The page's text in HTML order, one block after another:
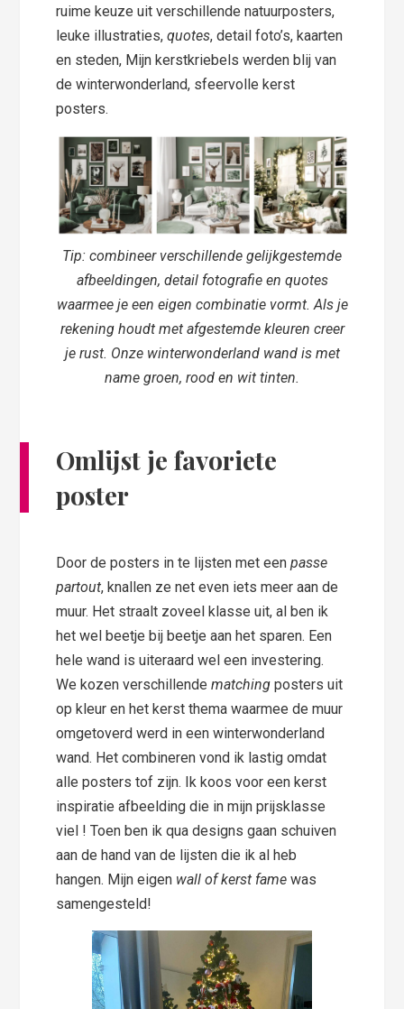
ruime keuze uit verschillende natuurposters,
leuke illustraties,quotes, detail foto’s, kaarten
en steden, Mijn kerstkriebels werden blij van
de winterwonderland, sfeervolle kerst
posters.
Tip: combineer verschillende gelijkgestemde
afbeeldingen, detail fotografie en quotes
waarmee je een eigen combinatie vormt. Als je
rekening houdt met afgestemde kleuren creer
je rust. Onze winterwonderland wand is met
name groen, rood en wit tinten.
Omlijst je favoriete
poster
Door de posters in te lijsten met eenpasse
partout, knallen ze net even iets meer aan de
muur. Het straalt zoveel klasse uit, al ben ik
het wel beetje bij beetje aan het sparen. Een
hele wand is uiteraard wel een investering.
We kozen verschillendematchingposters uit
op kleur en het kerst thema waarmee de muur
omgetoverd werd in een winterwonderland
wand. Het combineren vond ik lastig omdat
alle posters tof zijn. Ik koos voor een kerst
inspiratie afbeelding die in mijn prijsklasse
viel ! Toen ben ik qua designs gaan schuiven
aan de hand van de lijsten die ik al heb
hangen. Mijn eigen wall of kerst famewas
samengesteld!